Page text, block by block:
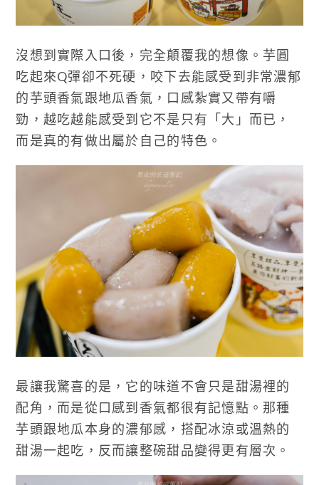
沒想到實際入口後，完全顛覆我的想像。芋圓
吃起來Q彈卻不死硬，咬下去能感受到非常濃郁
的芋頭香氣跟地瓜香氣，口感紮實又帶有嚼
勁，越吃越能感受到它不是只有「大」而已，
而是真的有做出屬於自己的特色。
最讓我驚喜的是，它的味道不會只是甜湯裡的
配角，而是從口感到香氣都很有記憶點。那種
芋頭跟地瓜本身的濃郁感，搭配冰涼或溫熱的
甜湯一起吃，反而讓整碗甜品變得更有層次。